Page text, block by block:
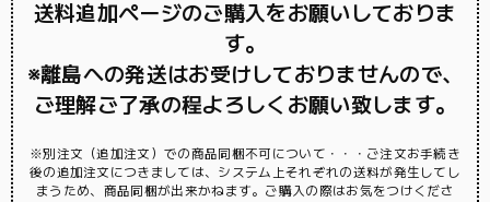
送料追加ページのご購入をお願いしておりま
す。
※離島への発送はお受けしておりませんので、
ご理解ご了承の程よろしくお願い致します。
※別注文（追加注文）での商品同梱不可について・・・ご注文お手続き
後の追加注文につきましては、システム上それぞれの送料が発生してし
まうため、商品同梱が出来かねます。ご購入の際はお気をつけくださ